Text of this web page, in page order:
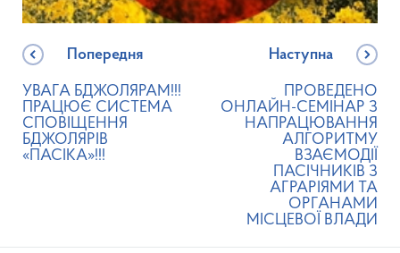
Попередня
УВАГА БДЖОЛЯРАМ!!!
ПРАЦЮЄ СИСТЕМА
СПОВІЩЕННЯ
БДЖОЛЯРІВ
«ПАСІКА»!!!
Наступна
ПРОВЕДЕНО
ОНЛАЙН-СЕМІНАР З
НАПРАЦЮВАННЯ
АЛГОРИТМУ
ВЗАЄМОДІЇ
ПАСІЧНИКІВ З
АГРАРІЯМИ ТА
ОРГАНАМИ
МІСЦЕВОЇ ВЛАДИ